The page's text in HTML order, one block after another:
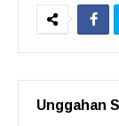
Unggahan